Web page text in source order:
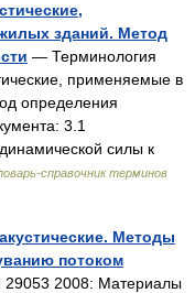
зданий. Метод
— Терминология
применяемые в
определения
3.1
силы к
справочник терминов
Методы
потоком
2008: Материалы